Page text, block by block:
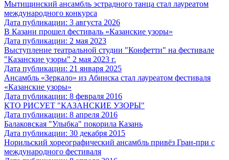
Мытищинский ансамбль эстрадного танца стал лауреатом
международного конкурса
Дата публикации: 3 августа 2026
В Казани прошел фестиваль «Казанские узоры»
Дата публикации: 2 мая 2023
Выступление театральной студии "Конфетти" на фестивале
"Казанские узоры" 2 мая 2023 г.
Дата публикации: 21 января 2025
Ансамбль «Зеркало» из Абинска стал лауреатом фестиваля
«Казанские узоры»
Дата публикации: 8 февраля 2016
КТО РИСУЕТ "КАЗАНСКИЕ УЗОРЫ"
Дата публикации: 8 апреля 2016
Балаковская "Улыбка" покорила Казань
Дата публикации: 30 декабря 2015
Норильский хореографический ансамбль привёз Гран-при с
международного фестиваля